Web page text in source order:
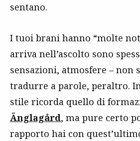
sentano.
I tuoi brani hanno “molte
arriva nell’ascolto sono
sensazioni, atmosfere – non
tradurre a parole, peraltro.
stile ricorda quello di
Änglagård, ma pure certo
rapporto hai con